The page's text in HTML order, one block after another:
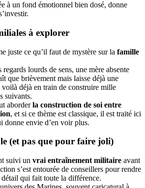
à un fond émotionnel bien dosé, donne
à explorer
juste ce qu’il faut de mystère sur la famille
lourds de sens, une mère absente
que brièvement mais laisse déjà une
déjà en train de construire mille
suivants.
aborderla construction de soi entre
, et si ce thème est classique, il est traité ici
donne envie d’en voir plus.
(et pas que pour faire joli)
suivi un vrai entraînement militaire avant
s’est entourée de conseillers pour rendre
qui fait toute la différence.